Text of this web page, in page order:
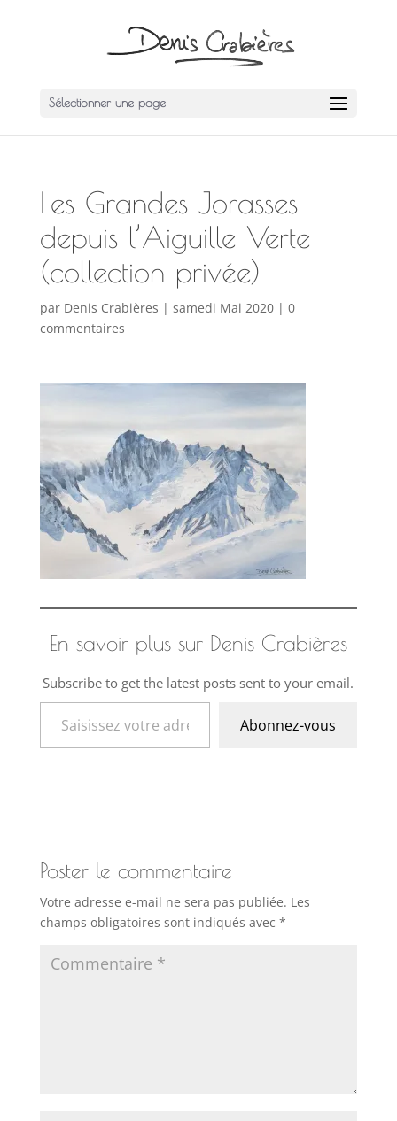
Sélectionner une page
Les Grandes Jorasses
depuis l’Aiguille Verte
(collection privée)
par Denis Crabières | samedi Mai 2020| 0
commentaires
En savoir plus sur Denis Crabières
Subscribe to get the latest posts sent to your email.
Saisissez votre adresse e-mail…
Abonnez-vous
Poster le commentaire
Votre adresse e-mail ne sera pas publiée. Les
champs obligatoires sont indiqués avec *